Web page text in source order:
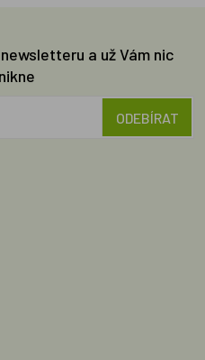
a už Vám nic
ODEBÍRAT